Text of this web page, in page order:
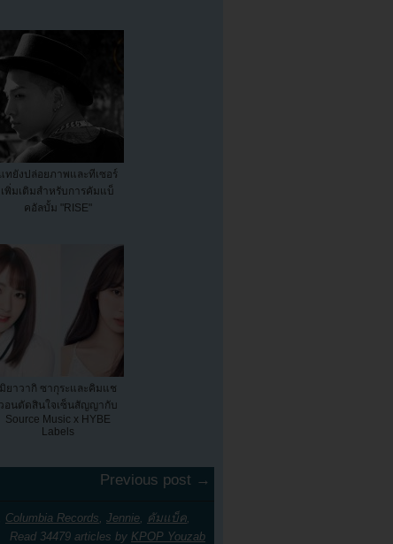
แทยังปล่อยภาพและทีเซอร์
เพิ่มเติมสำหรับการคัมแบ็
คอัลบั้ม "RISE"
มิยาวากิ ซากุระและคิมแช
วอนตัดสินใจเซ็นสัญญากับ
Source Music x HYBE
Labels
Previous post →
Columbia Records Jennie คัมแบ็ค
Read 34479 articles by KPOP Youzab